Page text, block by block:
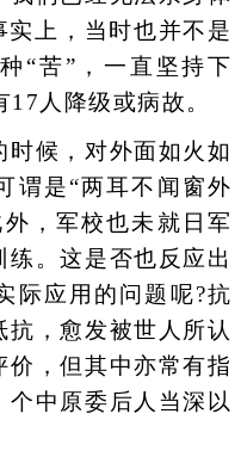
实上，当时也并不是
“苦”，一直坚持下
人降级或病故。
候，对外面如火如
谓是“两耳不闻窗外
，军校也未就日军
。这是否也反应出
际应用的问题呢?抗
，愈发被世人所认
，但其中亦常有指
中原委后人当深以